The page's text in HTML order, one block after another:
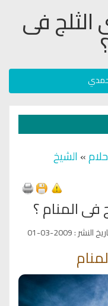
فى
»الشيخ
فى المنام ؟
النشر:
2009-03-01